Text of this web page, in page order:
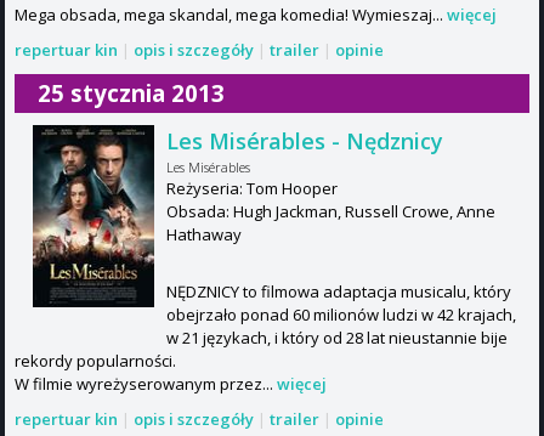
Mega obsada, mega skandal, mega komedia! Wymieszaj... więcej
repertuar kin | opis i szczegóły | trailer | opinie
25 stycznia 2013
Les Misérables - Nędznicy
Les Misérables
Reżyseria: Tom Hooper
Obsada: Hugh Jackman, Russell Crowe, Anne
Hathaway
NĘDZNICY to filmowa adaptacja musicalu, który
obejrzało ponad 60 milionów ludzi w 42 krajach,
w 21 językach, i który od 28 lat nieustannie bije
rekordy popularności.
W filmie wyreżyserowanym przez... więcej
repertuar kin | opis i szczegóły | trailer | opinie